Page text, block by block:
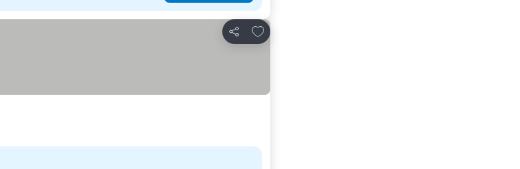
Jaa
Lisää suosikkeihin